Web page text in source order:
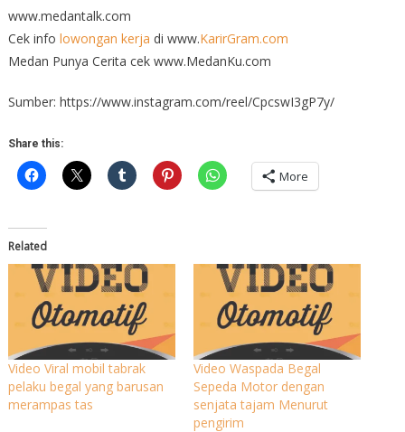
www.medantalk.com
Cek info lowongan kerja di www.KarirGram.com
Medan Punya Cerita cek www.MedanKu.com
Sumber: https://www.instagram.com/reel/CpcswI3gP7y/
Share this:
More
Related
Video Viral mobil tabrak
pelaku begal yang barusan
merampas tas
Video Waspada Begal
Sepeda Motor dengan
senjata tajam Menurut
pengirim